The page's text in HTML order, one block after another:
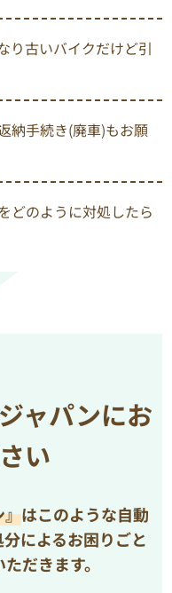
り古いバイクだけど引
納手続き(廃車)もお願
どのように対処したら
ャパンにお
い
』はこのような自動
によるお困りごと
だきます。